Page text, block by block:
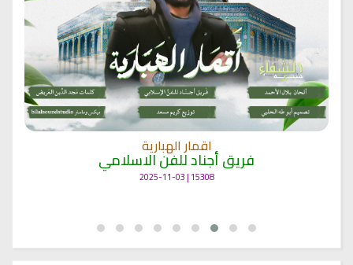
اقمار الهبارية
فريق أجناد للفن الاسلامي
15308 | 2025-11-03